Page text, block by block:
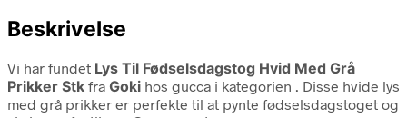
Beskrivelse
Vi har fundet Lys Til Fødselsdagstog Hvid Med Grå
Prikker Stk fra Goki hos gucca i kategorien . Disse hvide lys
med grå prikker er perfekte til at pynte fødselsdagstoget og